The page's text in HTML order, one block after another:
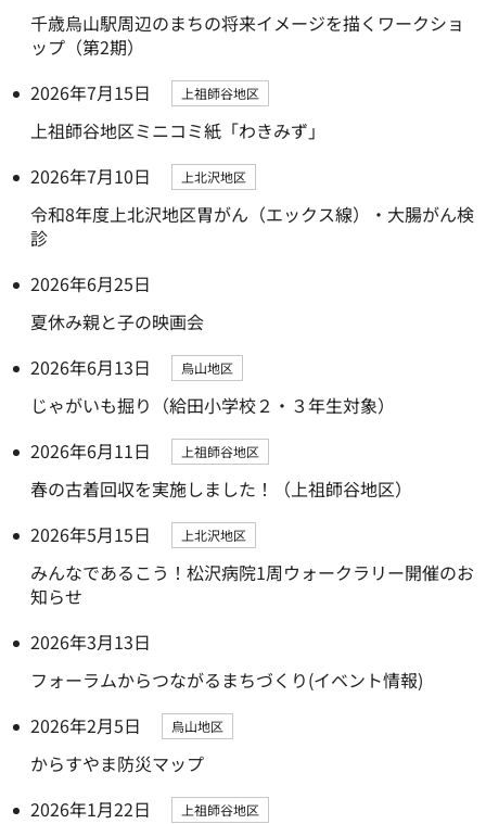
千歳烏山駅周辺のまちの将来イメージを描くワークショ
ップ（第2期）
2026年7月15日
上祖師谷地区
上祖師谷地区ミニコミ紙「わきみず」
2026年7月10日
上北沢地区
令和8年度上北沢地区胃がん（エックス線）・大腸がん検
診
2026年6月25日
夏休み親と子の映画会
2026年6月13日
烏山地区
じゃがいも掘り（給田小学校２・３年生対象）
2026年6月11日
上祖師谷地区
春の古着回収を実施しました！（上祖師谷地区）
2026年5月15日
上北沢地区
みんなであるこう！松沢病院1周ウォークラリー開催のお
知らせ
2026年3月13日
フォーラムからつながるまちづくり(イベント情報)
2026年2月5日
烏山地区
からすやま防災マップ
2026年1月22日
上祖師谷地区